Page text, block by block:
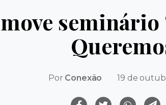
seminário
Por Conexão 19 de